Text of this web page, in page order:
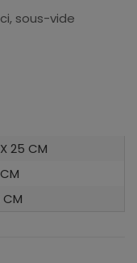
sous-vide
25 CM